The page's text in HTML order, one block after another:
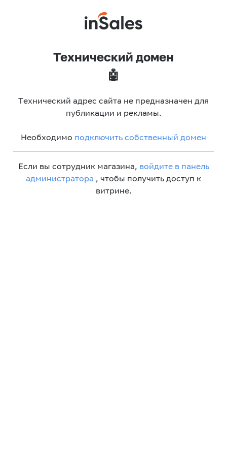
Технический домен
🤖
Технический адрес сайта не предназначен для
публикации и рекламы.
Необходимо подключить собственный домен
Если вы сотрудник магазина, войдите в панель
администратора , чтобы получить доступ к
витрине.